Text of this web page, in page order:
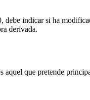
indicar si ha
derivada.
que pretende